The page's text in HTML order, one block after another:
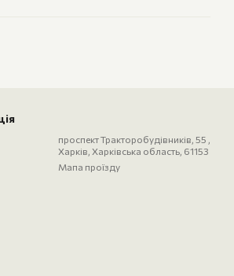
проспект Тракторобудівників, 55 ,
Харків, Харківська область, 61153
Мапа проїзду